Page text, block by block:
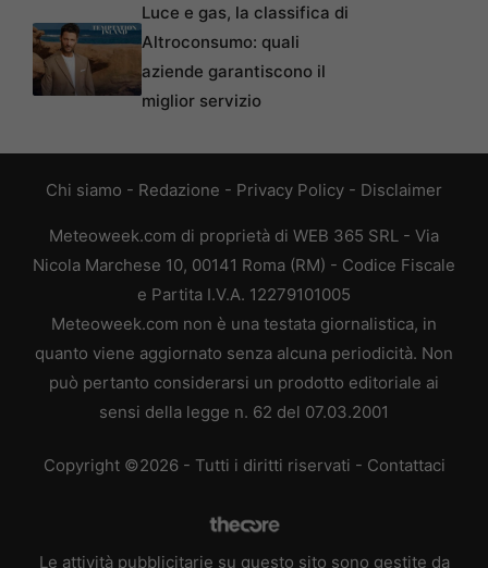
Luce e gas, la classifica di
Altroconsumo: quali
aziende garantiscono il
miglior servizio
Chi siamo - Redazione - Privacy Policy - Disclaimer
Meteoweek.com di proprietà di WEB 365 SRL - Via
Nicola Marchese 10, 00141 Roma (RM) - Codice Fiscale
e Partita I.V.A. 12279101005
Meteoweek.com non è una testata giornalistica, in
quanto viene aggiornato senza alcuna periodicità. Non
può pertanto considerarsi un prodotto editoriale ai
sensi della legge n. 62 del 07.03.2001
Copyright ©2026 - Tutti i diritti riservati - Contattaci
Le attività pubblicitarie su questo sito sono gestite da